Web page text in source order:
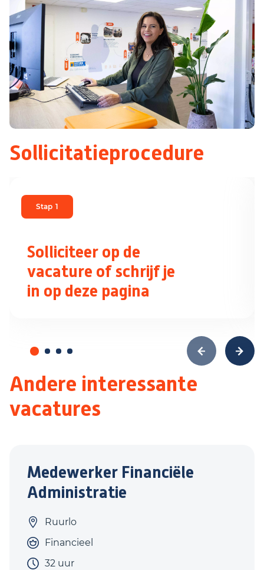
Sollicitatieprocedure
Stap 1
Solliciteer op de
vacature of schrijf je
in op deze pagina
Andere interessante
vacatures
Medewerker Financiële
Administratie
Ruurlo
Financieel
32 uur